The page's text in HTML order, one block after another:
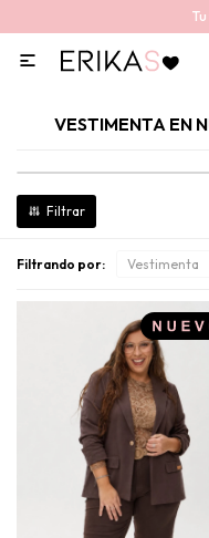

VESTIMENTA EN
Filtrando por: Vestimenta